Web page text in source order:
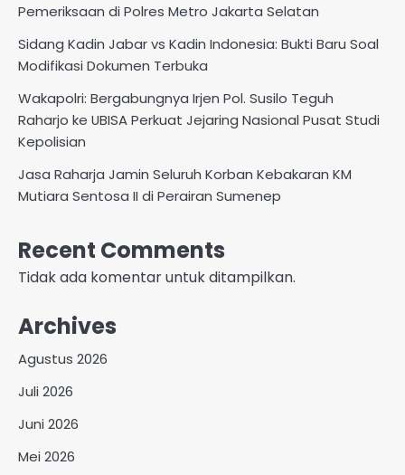
Pemeriksaan di Polres Metro Jakarta Selatan
Sidang Kadin Jabar vs Kadin Indonesia: Bukti Baru Soal
Modifikasi Dokumen Terbuka
Wakapolri: Bergabungnya Irjen Pol. Susilo Teguh
Raharjo ke UBISA Perkuat Jejaring Nasional Pusat Studi
Kepolisian
Jasa Raharja Jamin Seluruh Korban Kebakaran KM
Mutiara Sentosa II di Perairan Sumenep
Recent Comments
Tidak ada komentar untuk ditampilkan.
Archives
Agustus 2026
Juli 2026
Juni 2026
Mei 2026